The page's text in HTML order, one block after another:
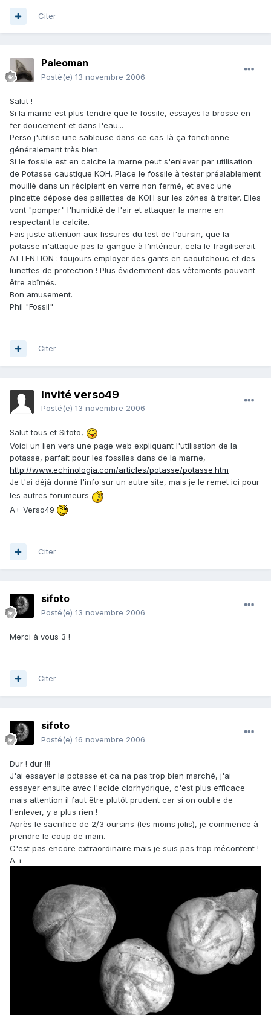
Citer
Paleoman
Posté(e) 13 novembre 2006
Salut !
Si la marne est plus tendre que le fossile, essayes la brosse en
fer doucement et dans l'eau...
Perso j'utilise une sableuse dans ce cas-là ça fonctionne
généralement très bien.
Si le fossile est en calcite la marne peut s'enlever par utilisation
de Potasse caustique KOH. Place le fossile à tester préalablement
mouillé dans un récipient en verre non fermé, et avec une
pincette dépose des paillettes de KOH sur les zônes à traiter. Elles
vont "pomper" l'humidité de l'air et attaquer la marne en
respectant la calcite.
Fais juste attention aux fissures du test de l'oursin, que la
potasse n'attaque pas la gangue à l'intérieur, cela le fragiliserait.
ATTENTION : toujours employer des gants en caoutchouc et des
lunettes de protection ! Plus évidemment des vêtements pouvant
être abîmés.
Bon amusement.
Phil "Fossil"
Citer
Invité verso49
Posté(e) 13 novembre 2006
Salut tous et Sifoto,
Voici un lien vers une page web expliquant l'utilisation de la
potasse, parfait pour les fossiles dans de la marne,
http://www.echinologia.com/articles/potasse/potasse.htm
Je t'ai déjà donné l'info sur un autre site, mais je le remet ici pour
les autres forumeurs
A+ Verso49
Citer
sifoto
Posté(e) 13 novembre 2006
Merci à vous 3 !
Citer
sifoto
Posté(e) 16 novembre 2006
Dur ! dur !!!
J'ai essayer la potasse et ca na pas trop bien marché, j'ai
essayer ensuite avec l'acide clorhydrique, c'est plus efficace
mais attention il faut être plutôt prudent car si on oublie de
l'enlever, y a plus rien !
Après le sacrifice de 2/3 oursins (les moins jolis), je commence à
prendre le coup de main.
C'est pas encore extraordinaire mais je suis pas trop mécontent !
A +